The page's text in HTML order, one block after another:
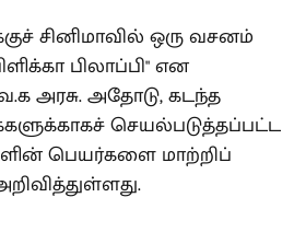
சினிமாவில் ஒரு வசனம்
பிலாப்பி" என
அரசு. அதோடு, கடந்த
செயல்படுத்தப்பட்ட
பெயர்களை மாற்றிப்